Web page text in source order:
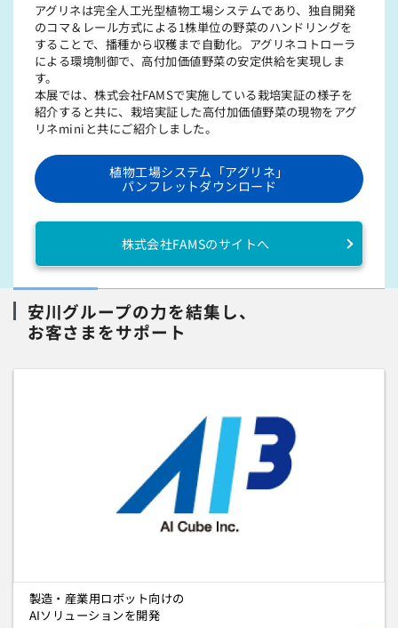
アグリネは完全⼈⼯光型植物⼯場システムであり、独⾃開発
のコマ＆レール⽅式による1株単位の野菜のハンドリングを
することで、播種から収穫まで⾃動化。アグリネコトローラ
による環境制御で、高付加価値野菜の安定供給を実現しま
す。
本展では、株式会社FAMSで実施している栽培実証の様⼦を
紹介すると共に、栽培実証した⾼付加価値野菜の現物をアグ
リネminiと共にご紹介しました。
植物工場システム「アグリネ」
パンフレットダウンロード
株式会社FAMSのサイトへ
安川グループの力を結集し、
お客さまをサポート
製造・産業用ロボット向けの
AIソリューションを開発